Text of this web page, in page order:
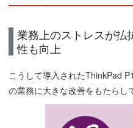
業務上のストレスが払
性も向上
こうして導入されたThinkPad
の業務に大きな改善をもたらし